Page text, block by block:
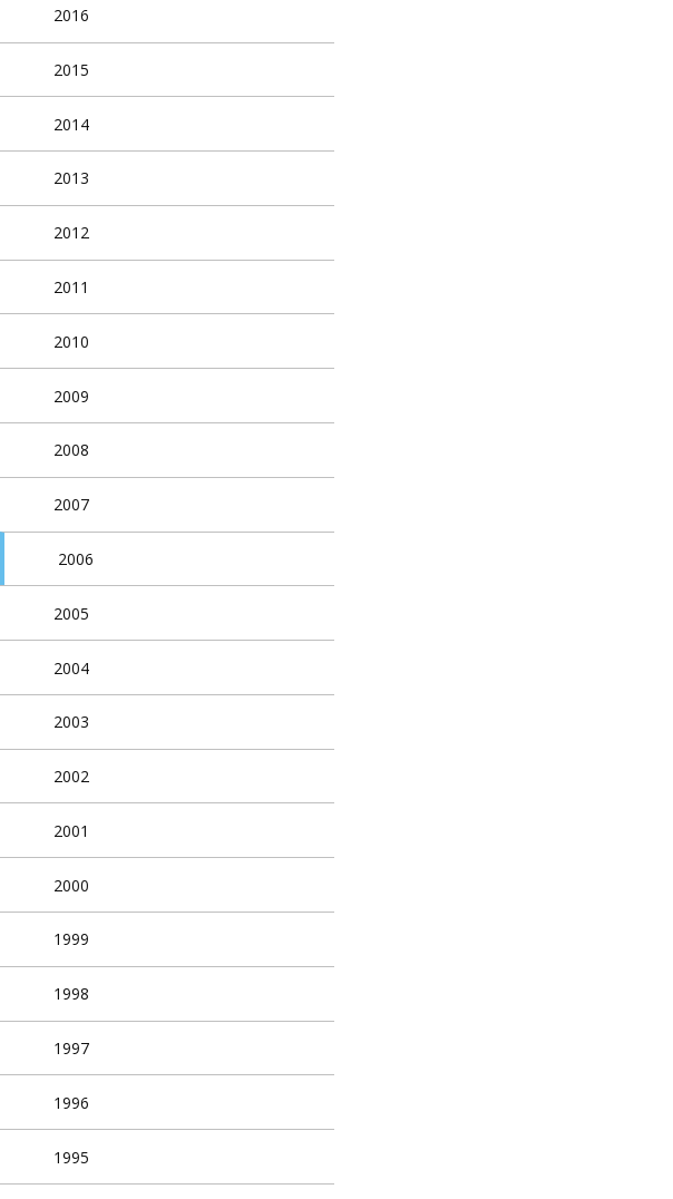
2016
2015
2014
2013
2012
2011
2010
2009
2008
2007
2006
2005
2004
2003
2002
2001
2000
1999
1998
1997
1996
1995